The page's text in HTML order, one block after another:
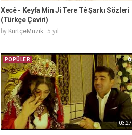
Xecê - Keyfa Min Ji Tere Tê Şarkı Sözleri
(Türkçe Çeviri)
by KürtçeMüzik 5 yıl
03:27
6
POPÜLER